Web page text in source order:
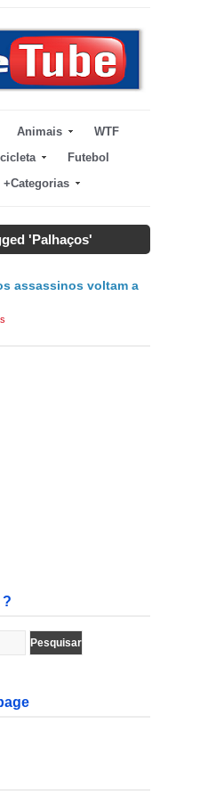
Animais
WTF
Futebol
+Categorias
'Palhaços'
assassinos voltam a
?